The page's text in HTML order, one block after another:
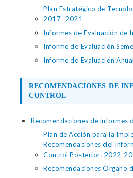
Plan Estratégico de
2017 -2021
Informes de Evaluación de
Informe de Evaluación
Informe de Evaluación
RECOMENDACIONES DE
CONTROL
Recomendaciones de informes
Plan de Acción para la
Recomendaciones del
Control Posterior: 2022-
Recomendaciones Órgano